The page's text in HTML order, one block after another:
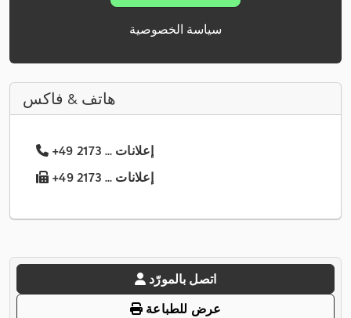
سياسة الخصوصية
هاتف & فاكس
+49 2173 ... إعلانات
+49 2173 ... إعلانات
اتصل بالمورّد
عرض للطباعة